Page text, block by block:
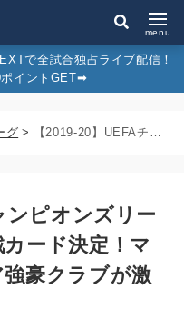
menu
で全試合独占ライブ配信！
イントGET➡︎
グ > 【2019-20】UEFAチャンピオンズリーグ(CL)ラウンド16対戦カード決定！マドリード勢とプレミア強豪クラブが激突！
ンピオンズリー
ード決定！マ
豪クラブが激